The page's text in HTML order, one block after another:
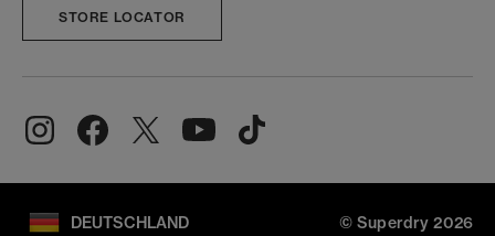
STORE LOCATOR
DEUTSCHLAND © Superdry 2026